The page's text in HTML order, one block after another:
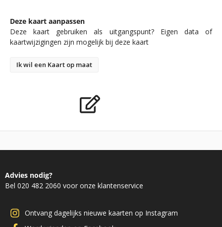
Deze kaart aanpassen
Deze kaart gebruiken als uitgangspunt? Eigen data of
kaartwijzigingen zijn mogelijk bij deze kaart
Ik wil een Kaart op maat
Advies nodig?
Bel 020 482 2060 voor onze klantenservice
Ontvang dagelijks nieuwe kaarten op Instagram